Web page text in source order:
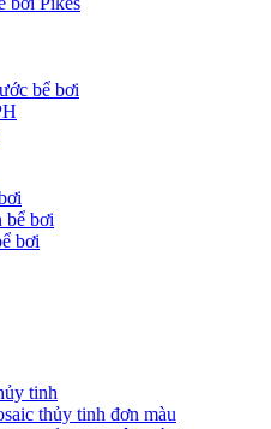
bể bơi
bể bơi
bơi
tinh
thủy tinh đơn màu